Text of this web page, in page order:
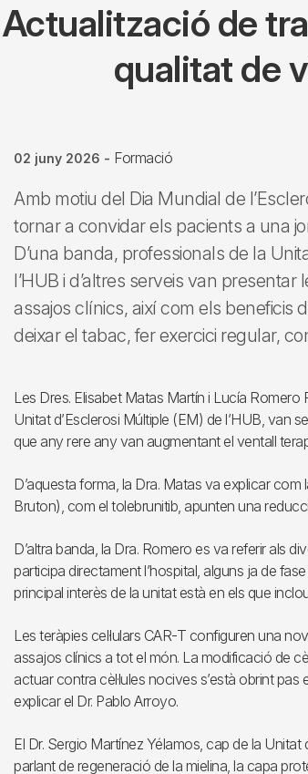
Actualització de
qualitat de
02 juny 2026 - Formació
Amb motiu del Dia Mundial de
tornar a convidar els pacients a una
D’una banda, professionals de la
l’HUB i d’altres serveis van
assajos clínics, així com els beneficis
deixar el tabac, fer exercici regular,
Les Dres. Elisabet Matas Martín i Lucía
Unitat d’Esclerosi Múltiple (EM) de l’HUB, van
que any rere any van augmentant el ventall
D’aquesta forma, la Dra. Matas va explicar
Bruton), com el tolebrunitib, apunten una
D’altra banda, la Dra. Romero es va referir als
participa directament l’hospital, alguns ja de
principal interès de la unitat està en els que
Les teràpies cel·lulars CAR-T configuren una
assajos clínics a tot el món. La modificació de
actuar contra cèl·lules nocives s’està obrint
explicar el Dr. Pablo Arroyo.
El Dr. Sergio Martínez Yélamos, cap de la
parlant de regeneració de la mielina, la capa